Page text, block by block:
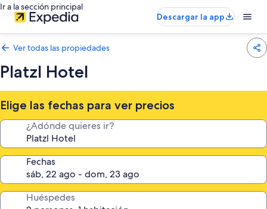
Ir a la sección principal
Descargar la app
Ver todas las propiedades
Platzl Hotel
Elige las fechas para ver precios
¿Adónde quieres ir?
Fechas
Huéspedes